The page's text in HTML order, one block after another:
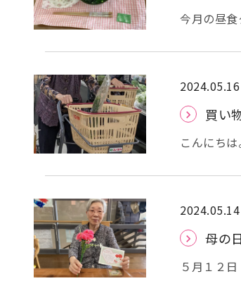
今月の昼
とったり、
者様の手
麺と粉末
を湯がきました。 湯がいた麺の上に「もや
豚・かま
通す作業
海のめぐ
での時間はパタカラ体操
すね。(*^-
2024.05.16
買い
こんにち
青ネギや
おまけ
2024.05.14
母の
５月１２